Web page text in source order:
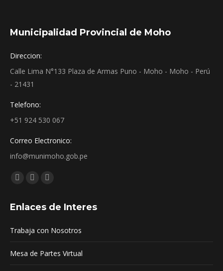
Municipalidad Provincial de Moho
Direccion:
Calle Lima N°133 Plaza de Armas Puno - Moho - Moho - Perú
- 21431
Telefono:
+51 924 530 067
Correo Electronico:
info@munimoho.gob.pe
Encuéntranos en:
Facebook
opens
new
YouTube
opens
new
Mail
opens
new
Enlaces de Interes
Trabaja con Nosotros
Mesa de Partes Virtual